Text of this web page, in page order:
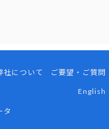
社について ご要望・ご質問
English
タ